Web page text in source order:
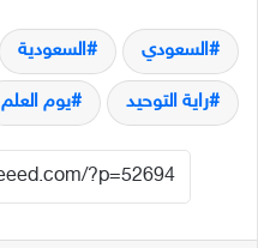
السعودي السعودية
راية التوحيد يوم العلم